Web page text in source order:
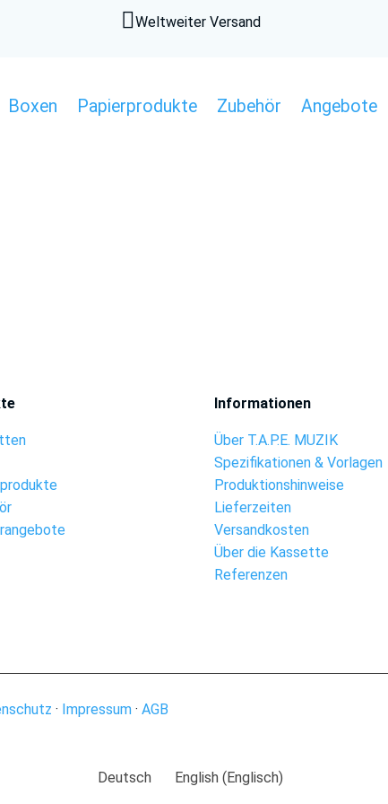
Weltweiter Versand
Boxen Papierprodukte Zubehör Angebote
Informationen
Über T.A.P.E. MUZIK
Spezifikationen & Vorlagen
Produktionshinweise
Lieferzeiten
Versandkosten
Über die Kassette
Referenzen
· Impressum ·AGB
Deutsch English(Englisch)